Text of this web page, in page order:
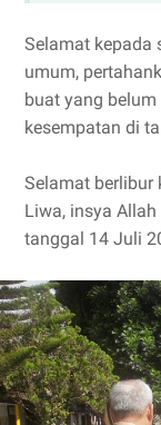
Selamat kepada
umum,
buat yang
kesempatan di
Selamat berlibur
Liwa, insya
tanggal 14 Juli